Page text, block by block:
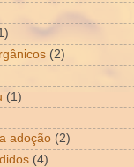
(2)
(1)
adoção (2)
(4)